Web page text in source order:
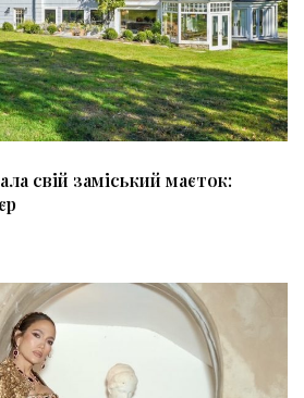
свій заміський маєток: